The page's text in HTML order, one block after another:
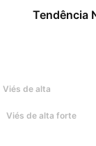
Viés de alta
Viés de alta forte
Tendência